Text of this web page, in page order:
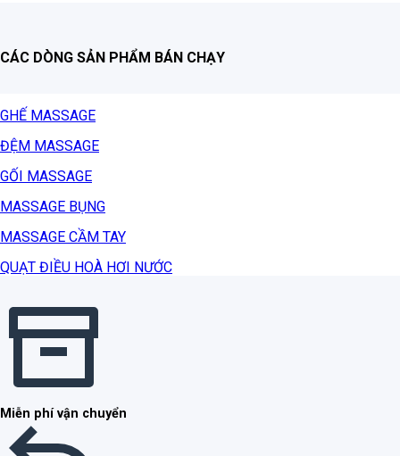
CÁC DÒNG SẢN PHẨM BÁN CHẠY
GHẾ MASSAGE
ĐỆM MASSAGE
GỐI MASSAGE
MASSAGE BỤNG
MASSAGE CẦM TAY
QUẠT ĐIỀU HOÀ HƠI NƯỚC
Miễn phí vận chuyển